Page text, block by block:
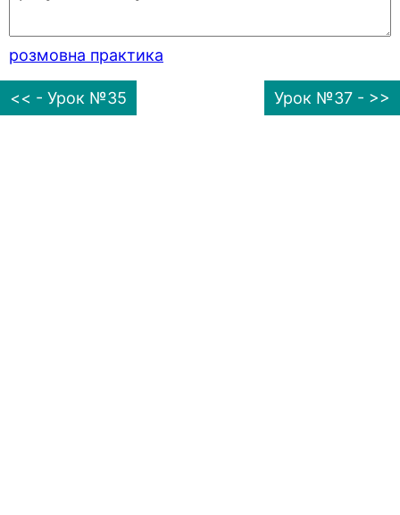
розмовна практика
<< - Урок №35 Урок №37 - >>